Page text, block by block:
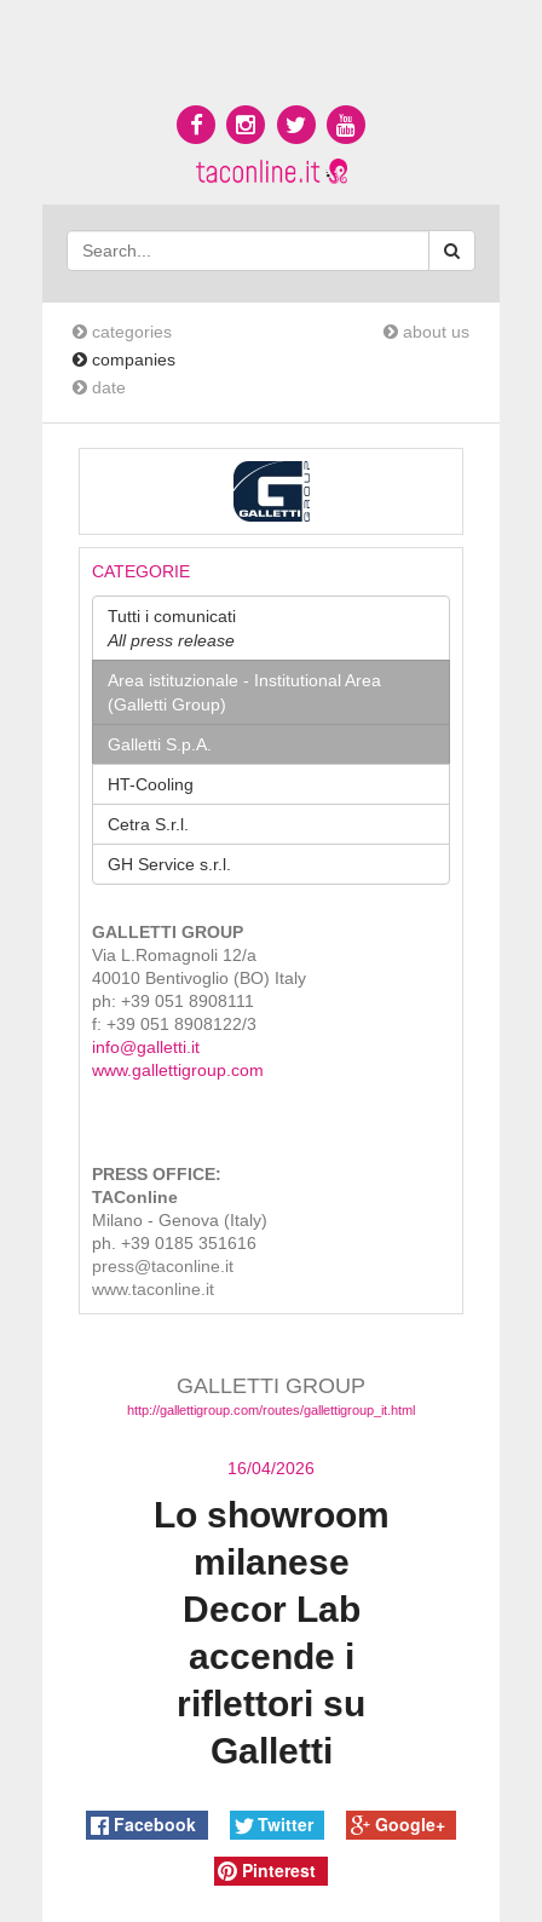
categories
companies
date
about us
CATEGORIE
Tutti i comunicati
All press release
Area istituzionale - Institutional Area
(Galletti Group)
Galletti S.p.A.
HT-Cooling
Cetra S.r.l.
GH Service s.r.l.
GALLETTI GROUP
Via L.Romagnoli 12/a
40010 Bentivoglio (BO) Italy
ph: +39 051 8908111
f: +39 051 8908122/3
info@galletti.it
www.gallettigroup.com
PRESS OFFICE:
TAConline
Milano - Genova (Italy)
ph. +39 0185 351616
press@taconline.it
www.taconline.it
GALLETTI GROUP
http://gallettigroup.com/routes/gallettigroup_it.html
16/04/2026
Lo showroom
milanese
Decor Lab
accende i
riflettori su
Galletti
Facebook Twitter
Google+
Pinterest